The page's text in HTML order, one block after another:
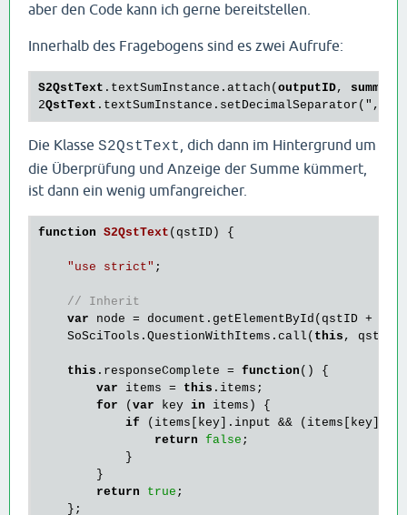
aber den Code kann ich gerne bereitstellen.
Innerhalb des Fragebogens sind es zwei Aufrufe:
S2QstText .textSumInstance .attach ( outputID, summe
2QstText .textSumInstance .setDecimalSeparator
Die Klasse S2QstText , dich dann im Hintergrund um
die Überprüfung und Anzeige der Summe kümmert,
ist dann ein wenig umfangreicher.
function S2QstText (qstID) {
"use strict" ;
// Inherit
var node = document.getElementById(qstID +
    SoSciTools.QuestionWithItems.call(
this ,
this .responseComplete = function () {
var items = this .items;
for ( var key in items) {
if (items[key].input &&
return false ;
            }
        }
return
true ;
    };